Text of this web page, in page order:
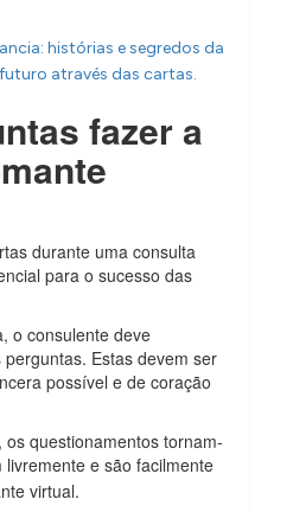
histórias e segredos da
através das cartas.
fazer a
durante uma consulta
para o sucesso das
o consulente deve
Estas devem ser
possível e de coração
questionamentos tornam-
livremente e são facilmente
virtual.